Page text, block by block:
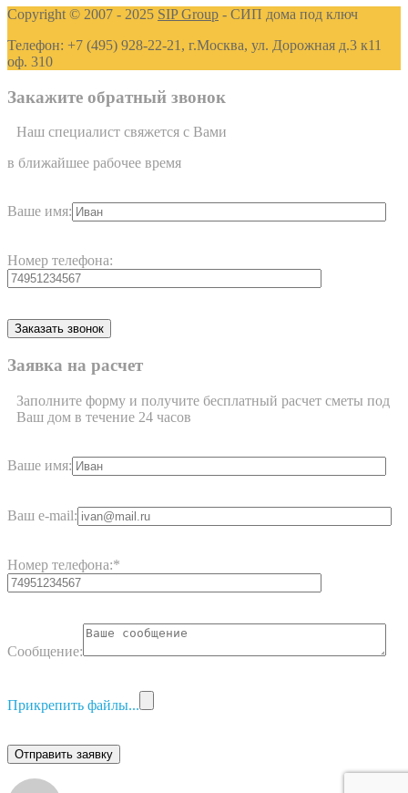
Copyright © 2007 - 2025 SIP Group - СИП дома под ключ
Телефон: +7 (495) 928-22-21, г.Москва, ул. Дорожная д.3 к11
оф. 310
Закажите обратный звонок
Наш специалист свяжется с Вами
в ближайшее рабочее время
Ваше имя:
Номер телефона:
Заявка на расчет
Заполните форму и получите бесплатный расчет сметы под
Ваш дом в течение 24 часов
Ваше имя:
Ваш e-mail:
Номер телефона:*
Сообщение:
Прикрепить файлы...